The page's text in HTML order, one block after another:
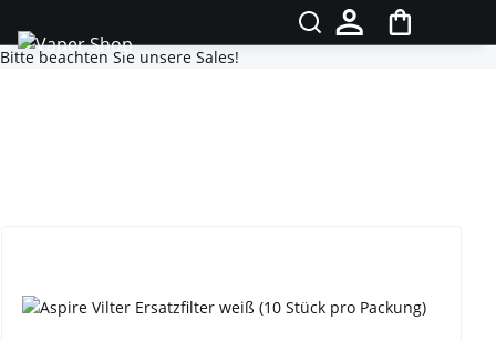
Bitte beachten Sie unsere Sales!